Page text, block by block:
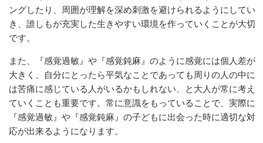
ングしたり、周囲が理解を深め刺激を避けられるようにしてい
き、誰しもが充実した生きやすい環境を作っていくことが大切
です。
また、『感覚過敏』や『感覚鈍麻』のように感覚には個人差が
大きく、自分にとったら平気なことであっても周りの人の中に
は苦痛に感じている人がいるかもしれない、と大人が常に考え
ていくことも重要です。常に意識をもっていることで、実際に
『感覚過敏』や『感覚鈍麻』の子どもに出会った時に適切な対
応が出来るようになります。